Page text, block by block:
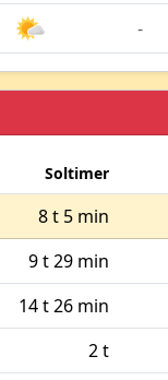
-
Soltimer
8 t 5 min
9 t 29 min
14 t 26 min
2 t